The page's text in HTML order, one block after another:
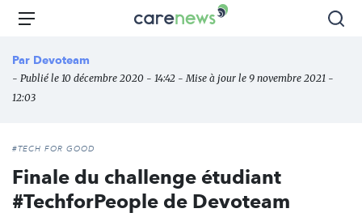
Aller
principal
Carenews,
des
Menu
Par Devoteam
- Publié le 10 décembre 2020 - 14:42 - Mise à jour le 9 novembre 2021 -
12:03
#TECH FOR GOOD
Finale du challenge étudiant
#TechforPeople de Devoteam